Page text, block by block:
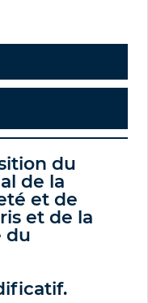
du
de la
et de
et de la
du